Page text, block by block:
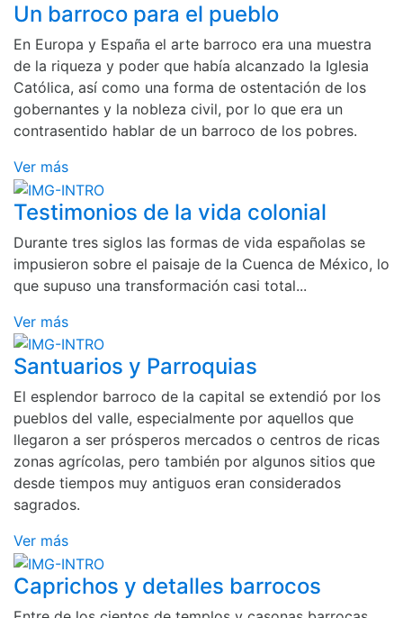
Un barroco para el pueblo
En Europa y España el arte barroco era una muestra
de la riqueza y poder que había alcanzado la Iglesia
Católica, así como una forma de ostentación de los
gobernantes y la nobleza civil, por lo que era un
contrasentido hablar de un barroco de los pobres.
Ver más
Testimonios de la vida colonial
Durante tres siglos las formas de vida españolas se
impusieron sobre el paisaje de la Cuenca de México, lo
que supuso una transformación casi total...
Ver más
Santuarios y Parroquias
El esplendor barroco de la capital se extendió por los
pueblos del valle, especialmente por aquellos que
llegaron a ser prósperos mercados o centros de ricas
zonas agrícolas, pero también por algunos sitios que
desde tiempos muy antiguos eran considerados
sagrados.
Ver más
Caprichos y detalles barrocos